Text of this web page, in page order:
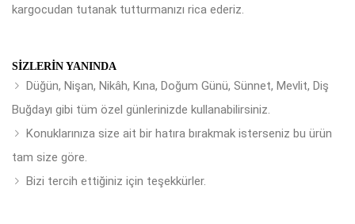
kargocudan tutanak tutturmanızı rica ederiz.
SIZLERIN YANINDA
Düğün, Nişan, Nikâh, Kına, Doğum Günü, Sünnet, Mevlit, Diş
Buğdayı gibi tüm özel günlerinizde kullanabilirsiniz.
Konuklarınıza size ait bir hatıra bırakmak isterseniz bu ürün
tam size göre.
Bizi tercih ettiğiniz için teşekkürler.